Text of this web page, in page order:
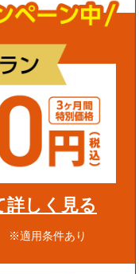
詳しく見る
※適用条件あり